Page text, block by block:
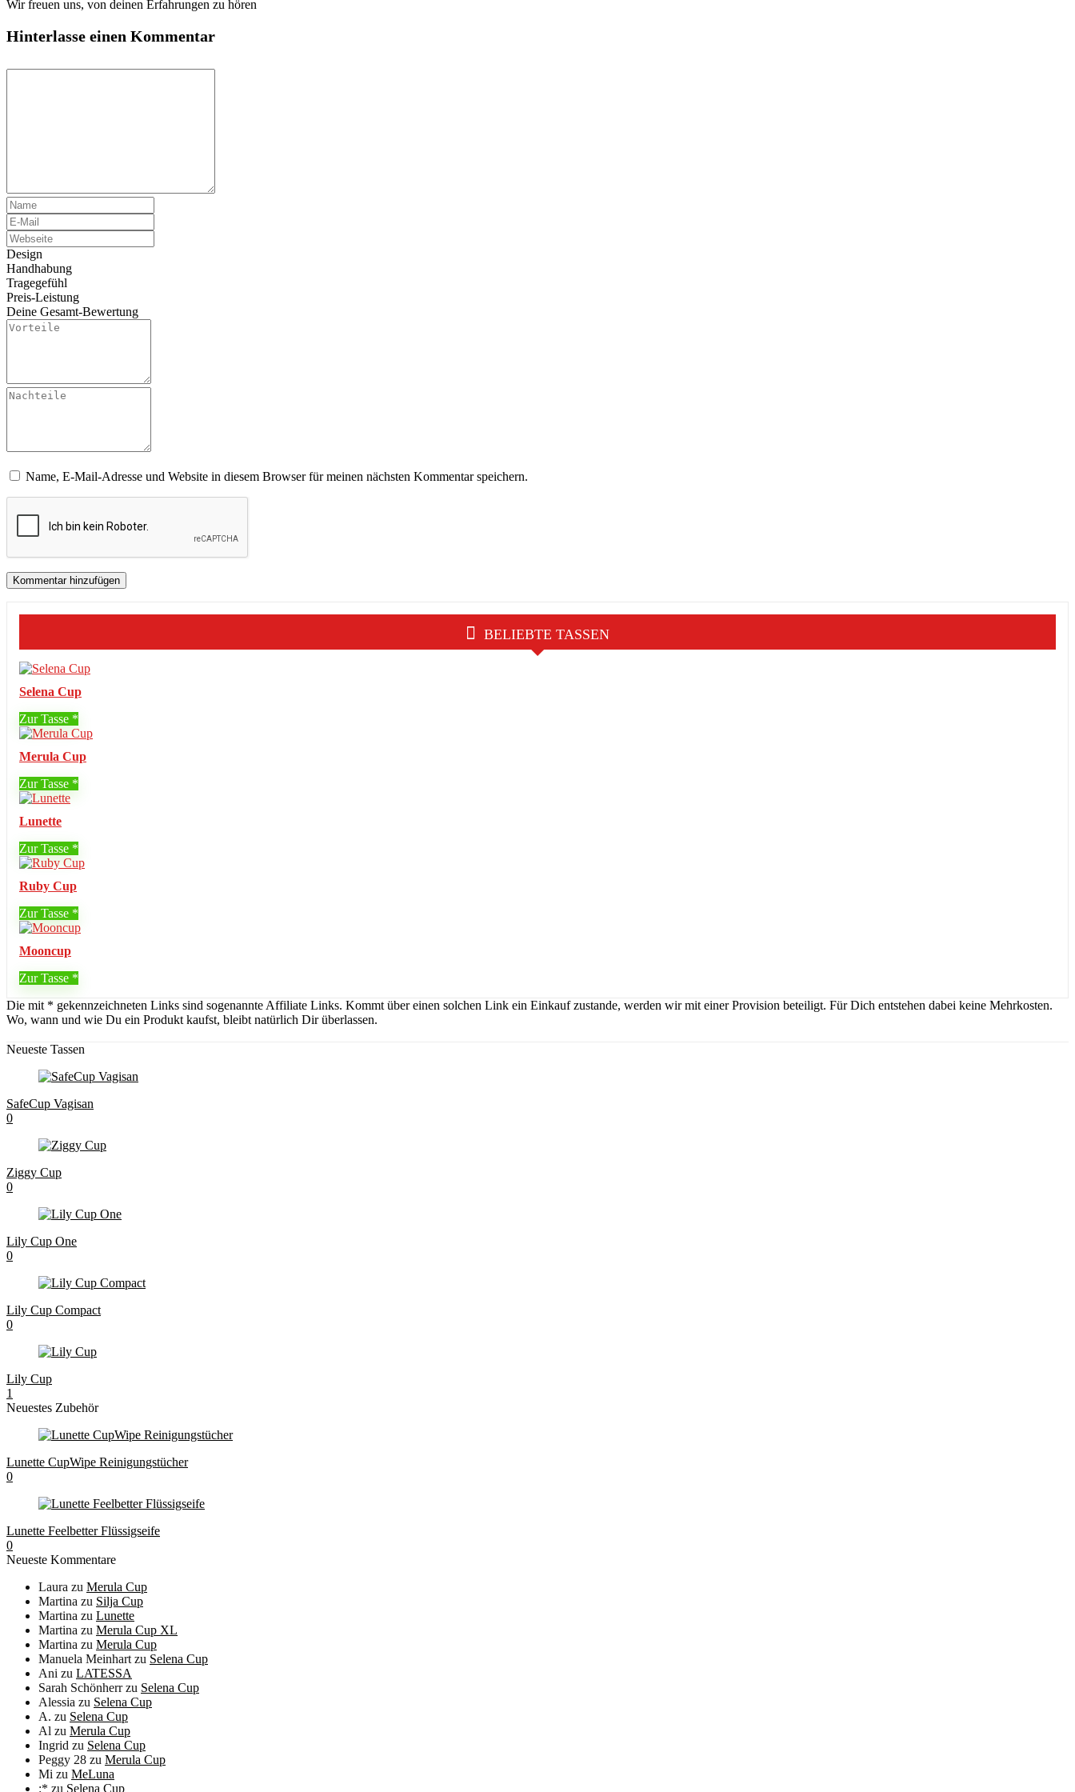
Wir freuen uns, von deinen Erfahrungen zu hören
Hinterlasse einen Kommentar
Design
Handhabung
Tragegefühl
Preis-Leistung
Deine Gesamt-Bewertung
Name, E-Mail-Adresse und Website in diesem Browser für meinen nächsten Kommentar speichern.
BELIEBTE TASSEN
Selena Cup
Zur Tasse
Merula Cup
Zur Tasse
Lunette
Zur Tasse
Ruby Cup
Zur Tasse
Mooncup
Zur Tasse
Die mit * gekennzeichneten Links sind sogenannte Affiliate Links. Kommt über einen solchen Link ein Einkauf zustande, werden wir mit einer Provision beteiligt. Für Dich entstehen dabei keine Mehrkosten.
Wo, wann und wie Du ein Produkt kaufst, bleibt natürlich Dir überlassen.
Neueste Tassen
SafeCup Vagisan
0
Ziggy Cup
0
Lily Cup One
0
Lily Cup Compact
0
Lily Cup
1
Neuestes Zubehör
Lunette CupWipe Reinigungstücher
0
Lunette Feelbetter Flüssigseife
0
Neueste Kommentare
Laura zu Merula Cup
Martina zu Silja Cup
Martina zu Lunette
Martina zu Merula Cup XL
Martina zu Merula Cup
Manuela Meinhart zu Selena Cup
Ani zu LATESSA
Sarah Schönherrzu Selena Cup
Alessia zu Selena Cup
A. zu Selena Cup
Al zu Merula Cup
Ingrid zu Selena Cup
Peggy 28 zu Merula Cup
Mi zu MeLuna
:* zu Selena Cup